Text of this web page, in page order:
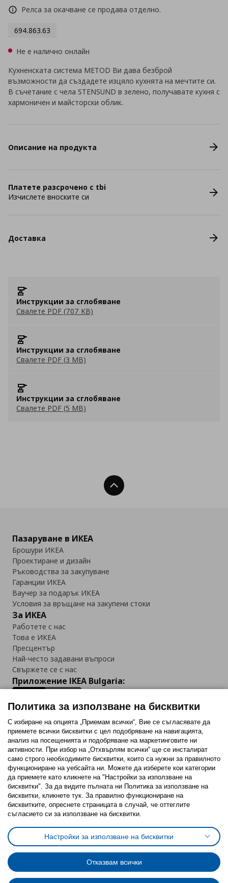
Релса за окачване се продава отделно.
694.863.63
Не е налично онлайн
Кухненската система METOD Ви дава безброй
възможности да създадете изцяло кухнята на мечтите си.
В съчетание с чела STENSUND в зелено, получавате кухня с
хармоничен и майсторски облик.
Описание на продукта
Платете разсрочено с tbi
Изчислете вноските си
Доставка
Инструкции за сглобяване
Свалете PDF (707 KB)
Инструкции за сглобяване
Свалете PDF (3 MB)
Инструкции за сглобяване
Свалете PDF (5 MB)
Нагоре
Пазаруване в ИКЕА
Брошури ИКЕА
Проектиране и дизайн
Ръководства за закупуване
Гаранции ИКЕА
Ваучер за подарък ИКЕА
Условия за връщане на закупени стоки
За ИКЕА
Работете с нас
Това е ИКЕА
Пресцентър
Най-често задавани въпроси
Свържете се с нас
Приложение IKEA Bulgaria:
Последвайте ни:
FacebookTwitterYoutubePinterestInstagram
Политика за използване на бисквитки (Cookies)
Избор на настройки за използване на бисквитки
Условия за ползване на ikea.bgОбща политика за личните данни
Политика за защита на личните данни на ikea.bg
Общи условия на програма IKEA Family
Политика за защита на лични данни на програма IKEA Family
Политика за използване на бисквитки
С избиране на опцията „Приемам всички“, Вие се съгласявате да
приемете всички бисквитки с цел подобряване на навигацията,
анализ на посещенията и подобряване на маркетинговите ни
активности. При избор на „Отхвърлям всички“ ще се инсталират
само строго необходимитe бисквитки, които са нужни за правилното
функциониране на уебсайта ни. Можете да изберете кои категории
да приемете като кликнете на "Настройки за използване на
бисквитки". За да видите пълната ни Политика за използване на
бисквитки, кликнете тук. За правилно функциониране на
бисквитките, опреснете страницата в случай, че оттеглите
съгласието си за използване на бисквитки.
Настройки за използване на бисквитки
Отказвам всички